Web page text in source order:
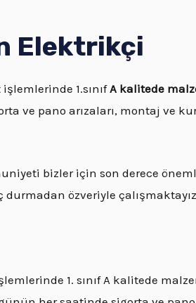
Elektrikçi
1.sınıfA kalitede
ve pano arızaları, montaj ve
bizler için son derece
durmadan özveriyle
1. sınıf A kalitede